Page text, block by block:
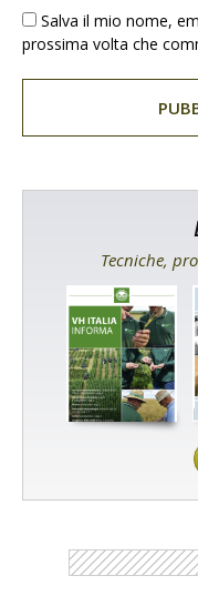
Salva il mio nome,
prossima volta che
Tecniche,